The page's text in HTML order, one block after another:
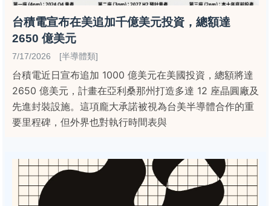
台積電宣布在美追加千億美元投資，總額達
2650 億美元
7/17/2026 [半導體類]
台積電近日宣布追加 1000 億美元在美國投資，總額將達
2650 億美元，計畫在亞利桑那州打造多達 12 座晶圓廠及
先進封裝設施。這項龐大承諾被視為台美半導體合作的重
要里程碑，但外界也對執行時間表與